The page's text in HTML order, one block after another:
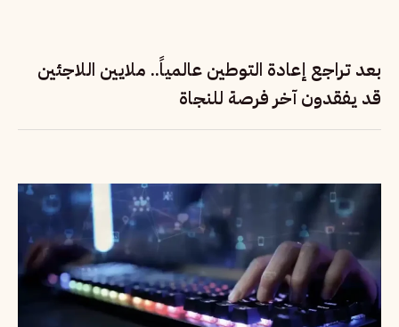
بعد تراجع إعادة التوطين عالمياً.. ملايين اللاجئين
قد يفقدون آخر فرصة للنجاة